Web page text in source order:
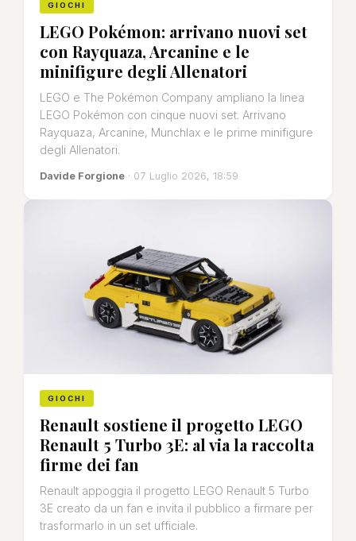
GIOCHI
LEGO Pokémon: arrivano nuovi set
con Rayquaza, Arcanine e le
minifigure degli Allenatori
LEGO e The Pokémon Company ampliano la linea
LEGO Pokémon con cinque nuovi set. Arrivano
Rayquaza, Arcanine, Munchlax e le prime minifigure
degli Allenatori.
Davide Forgione · 07 Luglio 2026, 18:59
GIOCHI
Renault sostiene il progetto LEGO
Renault 5 Turbo 3E: al via la raccolta
firme dei fan
Renault appoggia il progetto LEGO Renault 5 Turbo
3E creato da un fan e invita il pubblico a firmare per
trasformarlo in un set ufficiale.